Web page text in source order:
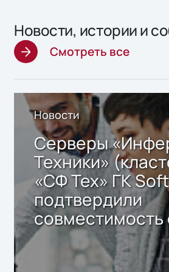
Новости, истории и
Смотреть все
Новости
Серверы
Техники»
«СФ Тех» ГК
подтвердили
совместимость
решением
Storage 2.x для